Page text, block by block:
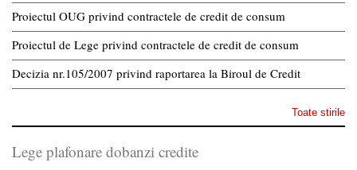
Proiectul OUG privind contractele de credit de consum
Proiectul de Lege privind contractele de credit de consum
Decizia nr.105/2007 privind raportarea la Biroul de Credit
Toate stirile
Lege plafonare dobanzi credite